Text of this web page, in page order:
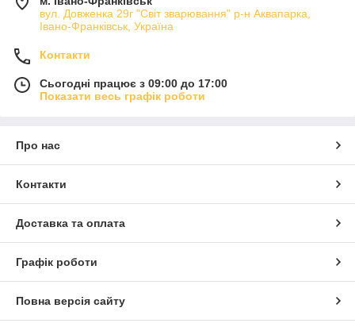
вул. Довженка 29г "Світ зварювання" р-н Аквапарка,
Івано-Франківськ, Україна
Контакти
Сьогодні працює з 09:00 до 17:00
Показати весь графік роботи
Про нас
Контакти
Доставка та оплата
Графік роботи
Повна версія сайту